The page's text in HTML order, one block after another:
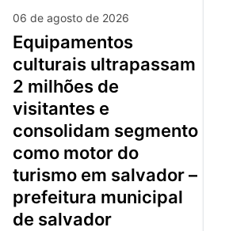
06 de agosto de 2026
equipamentos
culturais ultrapassam
2 milhões de
visitantes e
consolidam segmento
como motor do
turismo em salvador –
prefeitura municipal
de salvador